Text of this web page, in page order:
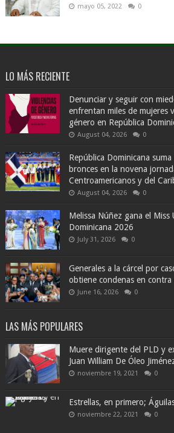
mayo 05, 2022 0
LO MÁS RECIENTE
Denunciar y seguir con
enfrentan miles de mujeres
género en República
August 04, 2026 0
República Dominicana
bronces en la novena
Centroamericanos y del
August 04, 2026 0
Melissa Núñez gana el Miss
Dominicana 2026
July 31, 2026 0
Generales a la cárcel por
obtiene condenas en contra
June 16, 2026 0
LAS MÁS POPULARES
Muere dirigente del PLD y
Juan William De Óleo
noviembre 19, 2021 0
Estrellas, en primero;
noviembre 22, 2021 0